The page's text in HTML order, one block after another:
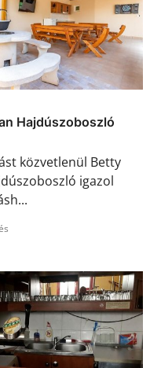
Hajdúszoboszló
közvetlenül Betty
igazol